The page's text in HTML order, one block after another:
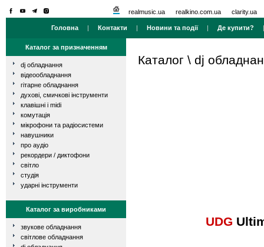
realmusic.ua realkino.com.ua clarity.ua
Головна | Контакти | Новини та події| Де купити?
Каталог за призначенням
dj обладнання
відеообладнання
гітарне обладнання
духові, смичкові інструменти
клавішні і midi
комутація
мікрофони та радіосистеми
навушники
про аудіо
рекордери / диктофони
світло
студія
ударні інструменти
Каталог за виробниками
звукове обладнання
світлове обладнання
Каталог \ dj
UDG